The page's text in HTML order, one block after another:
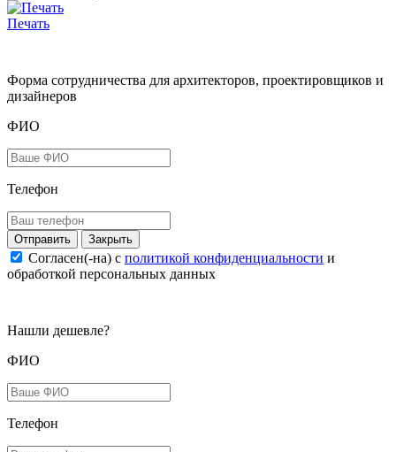
Печать
Форма сотрудничества для архитекторов, проектировщиков и
дизайнеров
ФИО
Телефон
Закрыть
Согласен(-на) c политикой конфиденциальности и
обработкой персональных данных
Нашли дешевле?
ФИО
Телефон